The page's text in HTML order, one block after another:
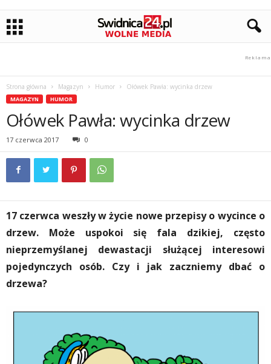
Strona główna Magazyn Humor Ołówek Pawła: wycinka drzew
MAGAZYN HUMOR
Ołówek Pawła: wycinka drzew
17 czerwca 2017 0
17 czerwca weszły w życie nowe przepisy o wycince o
drzew. Może uspokoi się fala dzikiej, często
nieprzemyślanej dewastacji służącej interesowi
pojedynczych osób. Czy i jak zaczniemy dbać o
drzewa?